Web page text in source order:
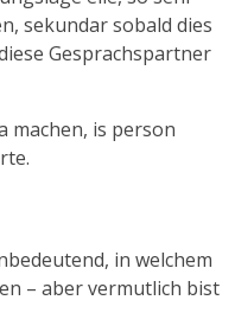
sekundar sobald dies
Gesprachspartner
machen, is person
in welchem
– aber vermutlich bist